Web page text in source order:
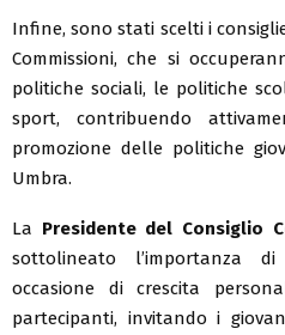
Infine, sono stati scelti i
Commissioni, che si
politiche sociali, le politiche
sport, contribuendo
promozione delle politiche
Umbra.
La Presidente del Consiglio
sottolineato l’importanza
occasione di crescita
partecipanti, invitando i